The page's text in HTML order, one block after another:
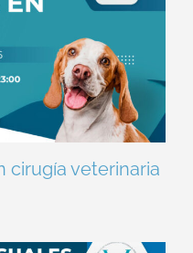
cirugía veterinaria